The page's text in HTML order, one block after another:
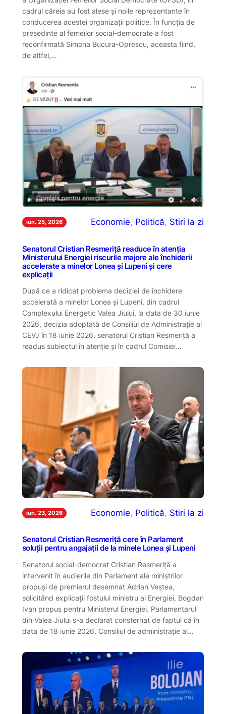
cadrul căreia au fost alese și noile reprezentante în
conducerea acestei organizații politice. În funcția de
președinte al femeilor social-democrate a fost
reconfirmată Simona Bucura-Oprescu, aceasta fiind,
de altfel,…
iun. 25, 2026 Economie, Politică, Stiri la zi
Senatorul Cristian Resmeriță readuce în atenția
Ministerului Energiei riscurile majore ale închiderii
accelerate a minelor Lonea și Lupeni și cere
explicații
După ce a ridicat problema deciziei de închidere
accelerată a minelor Lonea și Lupeni, din cadrul
Complexului Energetic Valea Jiului, la data de 30 iunie
2026, decizia adoptată de Consiliul de Administrație al
CEVJ în 18 iunie 2026, senatorul Cristian Resmeriță a
readus subiectul în atenție și în cadrul Comisiei…
iun. 23, 2026 Economie, Politică, Stiri la zi
Senatorul Cristian Resmeriță cere în Parlament
soluții pentru angajații de la minele Lonea și Lupeni
Senatorul social-democrat Cristian Resmeriță a
intervenit în audierile din Parlament ale miniștrilor
propuși de premierul desemnat Adrian Veștea,
solicitând explicații fostului ministru al Energiei, Bogdan
Ivan propus pentru Ministerul Energiei. Parlamentarul
din Valea Jiului s-a declarat consternat de faptul că în
data de 18 iunie 2026, Consiliul de administrație al…